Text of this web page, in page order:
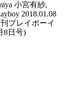
小宮有紗,
2018.01.08
プレイボーイ
8日号)